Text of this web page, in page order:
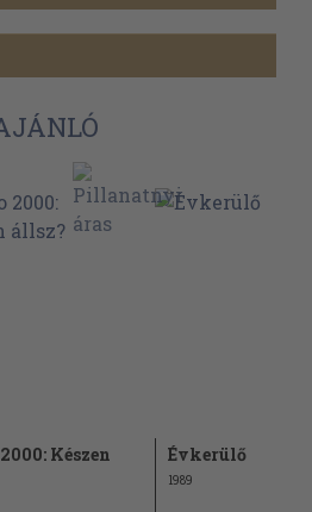
Készen
Évkerülő
1989